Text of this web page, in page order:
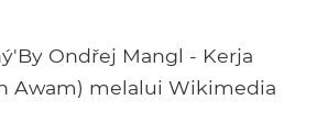
Ondřej Mangl - Kerja
Awam) melalui Wikimedia